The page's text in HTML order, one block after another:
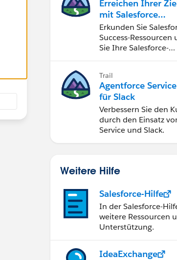
Erreichen Ihrer
mit Salesforce
Customer Success
Erkunden Sie
Success-Ressourcen
Sie Ihre Salesforce-
Trail
Agentforce Service
für Slack
Verbessern Sie den
durch den Einsatz
Service und Slack.
Weitere Hilfe
Salesforce-Hilfe
In der Salesforce-
weitere Ressourcen
Unterstützung.
IdeaExchange